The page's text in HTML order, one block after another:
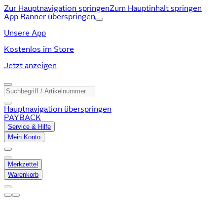
Zur Hauptnavigation springenZum Hauptinhalt springen
App Banner überspringen
Unsere App
Kostenlos im Store
Jetzt anzeigen
Hauptnavigation überspringen
PAYBACK
Service & Hilfe
Mein Konto
Merkzettel
Warenkorb